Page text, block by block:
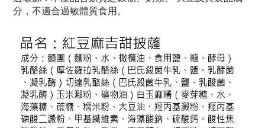
分，不適合過敏體質食用。